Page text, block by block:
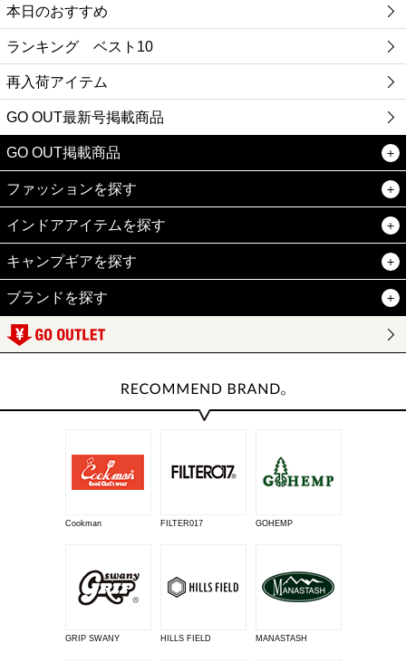
本日のおすすめ
ランキング ベスト10
再入荷アイテム
GO OUT最新号掲載商品
GO OUT掲載商品
ファッションを探す
インドアアイテムを探す
キャンプギアを探す
ブランドを探す
Cookman FILTER017 GOHEMP
GRIP SWANY HILLS FIELD MANASTASH